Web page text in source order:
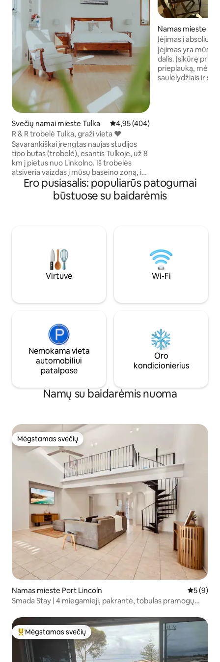
Svečių namai mieste Tulka Vidutinis įvertinimas: 4,95 iš 5,
4,95 (404)
R & R trobelė Tulka, graži vieta ❤️
Savarankiškai įrengtas naujas studijos
tipo butas (trobelė), esantis Tulkoje, už 8
km į pietus nuo Linkolno. Iš trobelės
atsiveria vaizdas į mūsų baseino zoną, iš
kurios vienoje pusėje yra mūsų namas, o
kitoje - vietinės daržovės. Jis yra privatus
ir turi atskirą prieigą. Už kelių metrų yra
pėsčiųjų, paplūdimių, žvejybos, kalnų
dviračių bandymų ir daugelio kitų turistų
lankomų vietų.
Namas mieste
Įėjimas į
Įėjimas yra mūsų
dalis. Įsikūrę prie
prieplauką,
saulėlydžiais ir
Ero pusiasalis: populiarūs patogumai
būstuose su baidarėmis
Virtuvė Wi-Fi
Nemokama vieta
automobiliui
patalpose
Oro
kondicionierius
Namų su baidarėmis nuoma
Mėgstamas svečių
Mėgstamas svečių
Namas mieste Port Lincoln Vidutinis
5 (9)
Smada Stay | 4 miegamieji, pakrantė, tobulas pramogų
Svečių mėgstamiausias
Mėgstamas svečių